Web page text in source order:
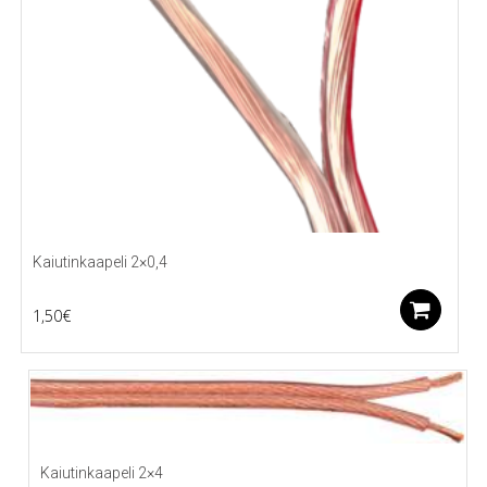
Kaiutinkaapeli 2×0,4
1,50€
Kaiutinkaapeli 2×4